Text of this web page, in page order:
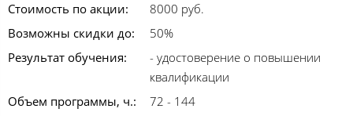
Стоимость по акции:
8000 руб.
Возможны скидки до:
50%
Результат обучения:
- удостоверение о повышении
квалификации
Объем программы, ч.:
72 - 144